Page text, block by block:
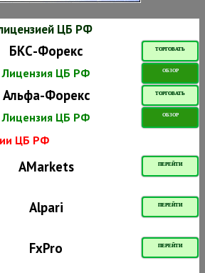
ЦБ РФ
БКС-Форекс ТОРГОВАТЬ
Лицензия ЦБ РФ ОБЗОР
Альфа-Форекс ТОРГОВАТЬ
Лицензия ЦБ РФ ОБЗОР
ЦБ РФ
AMarkets ПЕРЕЙТИ
Alpari ПЕРЕЙТИ
FxPro ПЕРЕЙТИ